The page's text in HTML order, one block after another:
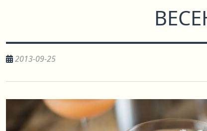
2013-09-25